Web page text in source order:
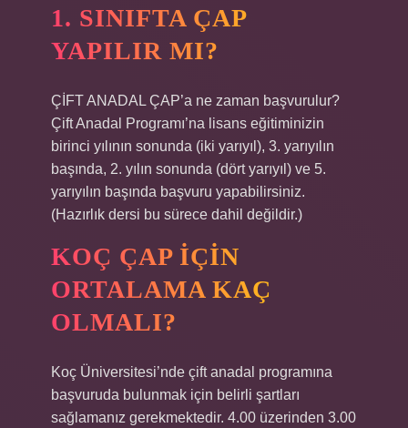
1. SINIFTA ÇAP
YAPILIR MI?
ÇİFT ANADAL ÇAP’a ne zaman başvurulur?
Çift Anadal Programı’na lisans eğitiminizin
birinci yılının sonunda (iki yarıyıl), 3. yarıyılın
başında, 2. yılın sonunda (dört yarıyıl) ve 5.
yarıyılın başında başvuru yapabilirsiniz.
(Hazırlık dersi bu sürece dahil değildir.)
KOÇ ÇAP IÇIN
ORTALAMA KAÇ
OLMALI?
Koç Üniversitesi’nde çift anadal programına
başvuruda bulunmak için belirli şartları
sağlamanız gerekmektedir. 4.00 üzerinden 3.00